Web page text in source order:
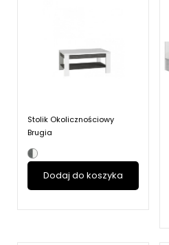
Stolik Okolicznościowy
Brugia
Dodaj do koszyka